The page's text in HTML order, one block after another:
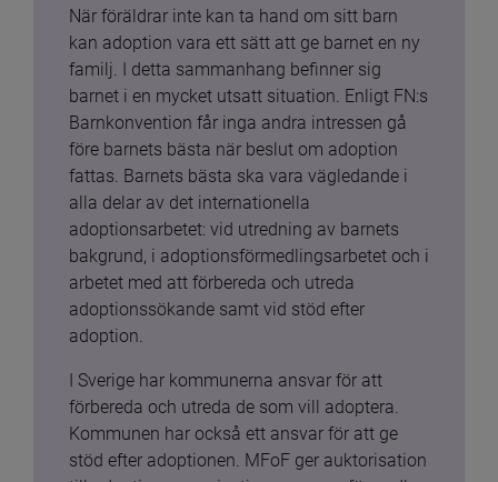
När föräldrar inte kan ta hand om sitt barn
kan adoption vara ett sätt att ge barnet en ny
familj. I detta sammanhang befinner sig
barnet i en mycket utsatt situation. Enligt FN:s
Barnkonvention får inga andra intressen gå
före barnets bästa när beslut om adoption
fattas. Barnets bästa ska vara vägledande i
alla delar av det internationella
adoptionsarbetet: vid utredning av barnets
bakgrund, i adoptionsförmedlingsarbetet och i
arbetet med att förbereda och utreda
adoptionssökande samt vid stöd efter
adoption.
I Sverige har kommunerna ansvar för att
förbereda och utreda de som vill adoptera.
Kommunen har också ett ansvar för att ge
stöd efter adoptionen. MFoF ger auktorisation